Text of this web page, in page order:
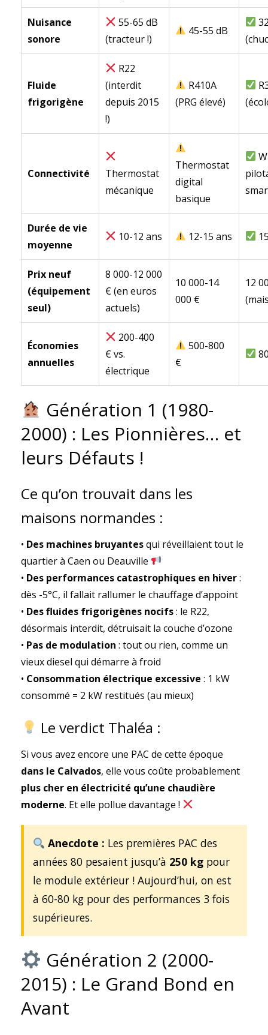
Nuisance
sonore
55-65 dB
(tracteur !)
45-55 dB
Fluide
frigorigène
R22
(interdit
depuis 2015
!)
R410A
(PRG élevé)
Connectivité
Thermostat
mécanique
Thermostat
digital
basique
Durée de vie
moyenne
10-12 ans 12-15 ans
Prix neuf
(équipement
seul)
8 000-12 000
€ (en euros
actuels)
10 000-14
000 €
12
Économies
annuelles
200-400
€ vs.
électrique
500-800
€
Génération 1 (1980-
2000) : Les Pionnières… et
leurs Défauts !
Ce qu’on trouvait dans les
maisons normandes :
• Des machines bruyantesqui réveillaient tout le
quartier à Caen ou Deauville
• Des performances catastrophiques en hiver:
dès -5°C, il fallait rallumer le chauffage d’appoint
• Des fluides frigorigènes nocifs: le R22,
désormais interdit, détruisait la couche d’ozone
• Pas de modulation : tout ou rien, comme un
vieux diesel qui démarre à froid
• Consommation électrique excessive : 1 kW
consommé = 2 kW restitués (au mieux)
Le verdict Thaléa :
Si vous avez encore une PAC de cette époque
dans le Calvados, elle vous coûte probablement
plus cher en électricité qu’une chaudière
moderne. Et elle pollue davantage !
Anecdote : Les premières PAC des
années 80 pesaient jusqu’à 250 kg pour
le module extérieur ! Aujourd’hui, on est
à 60-80 kg pour des performances 3 fois
supérieures.
Génération 2 (2000-
2015) : Le Grand Bond en
Avant